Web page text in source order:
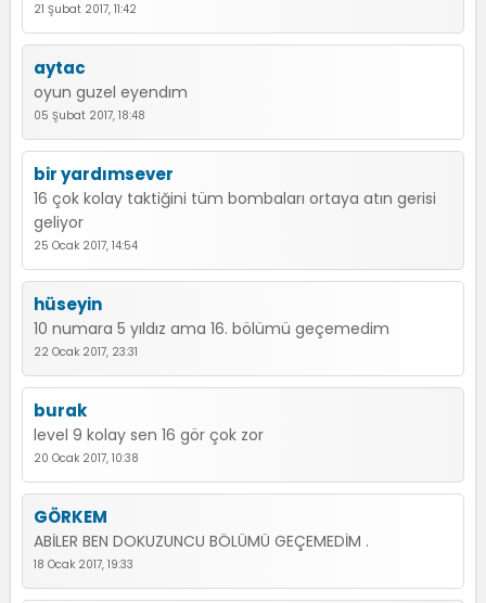
21 Şubat 2017, 11:42
aytac
oyun guzel eyendım
05 Şubat 2017, 18:48
bir yardımsever
16 çok kolay taktiğini tüm bombaları ortaya atın gerisi
geliyor
25 Ocak 2017, 14:54
hüseyin
10 numara 5 yıldız ama 16. bölümü geçemedim
22 Ocak 2017, 23:31
burak
level 9 kolay sen 16 gör çok zor
20 Ocak 2017, 10:38
GÖRKEM
ABİLER BEN DOKUZUNCU BÖLÜMÜ GEÇEMEDİM .
18 Ocak 2017, 19:33